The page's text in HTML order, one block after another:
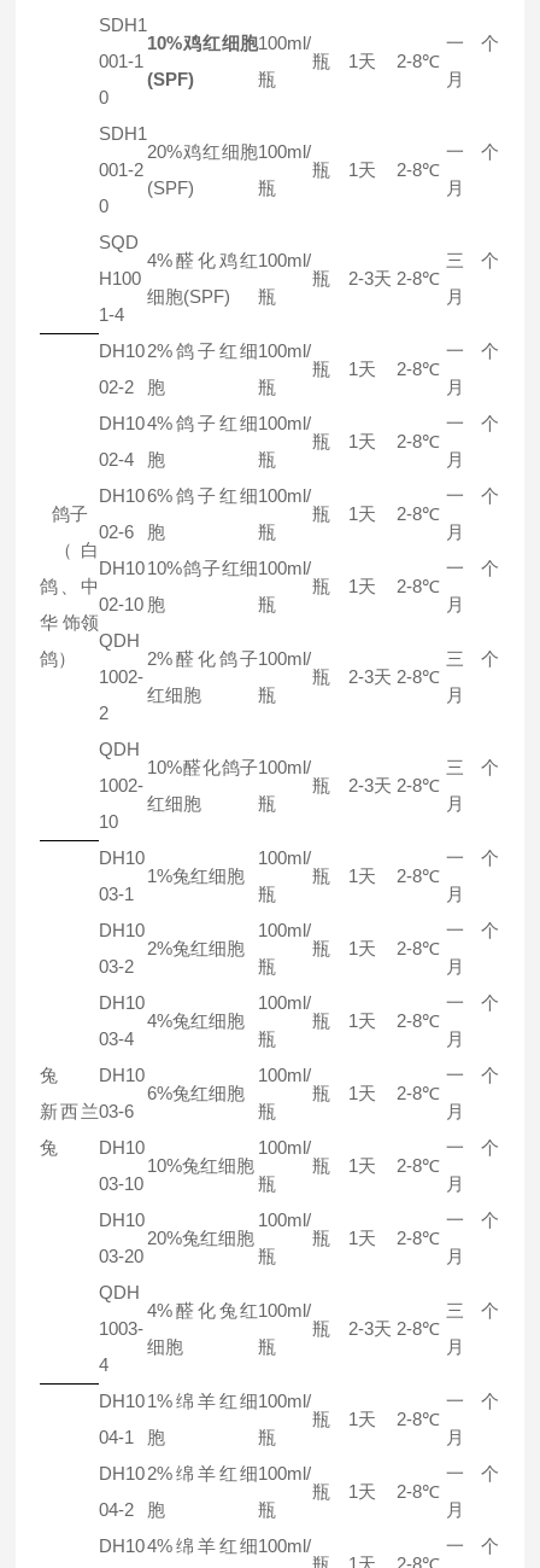
SDH1
001-1
0
10%鸡红细胞
(SPF)
100ml/
瓶
瓶 1天 2-8℃
一个
月
SDH1
001-2
0
20%鸡红细胞
(SPF)
100ml/
瓶
瓶 1天 2-8℃
一个
月
SQD
H100
1-4
4%醛化鸡红
细胞(SPF)
100ml/
瓶
瓶 2-3天 2-8℃
三个
月
鸽子
（白
鸽、中
华 饰领
鸽）
DH10
02-2
2%鸽子红细
胞
100ml/
瓶
瓶 1天 2-8℃
一个
月
DH10
02-4
4%鸽子红细
胞
100ml/
瓶
瓶 1天 2-8℃
一个
月
DH10
02-6
6%鸽子红细
胞
100ml/
瓶
瓶 1天 2-8℃
一个
月
DH10
02-10
10%鸽子红细
胞
100ml/
瓶
瓶 1天 2-8℃
一个
月
QDH
1002-
2
2%醛化鸽子
红细胞
100ml/
瓶
瓶 2-3天 2-8℃
三个
月
QDH
1002-
10
10%醛化鸽子
红细胞
100ml/
瓶
瓶 2-3天 2-8℃
三个
月
兔
新西兰
兔
DH10
03-1
1%兔红细胞
100ml/
瓶
瓶 1天 2-8℃
一个
月
DH10
03-2
2%兔红细胞
100ml/
瓶
瓶 1天 2-8℃
一个
月
DH10
03-4
4%兔红细胞
100ml/
瓶
瓶 1天 2-8℃
一个
月
DH10
03-6
6%兔红细胞
100ml/
瓶
瓶 1天 2-8℃
一个
月
DH10
03-10
10%兔红细胞
100ml/
瓶
瓶 1天 2-8℃
一个
月
DH10
03-20
20%兔红细胞
100ml/
瓶
瓶 1天 2-8℃
一个
月
QDH
1003-
4
4%醛化兔红
细胞
100ml/
瓶
瓶 2-3天 2-8℃
三个
月
DH10
04-1
1%绵羊红细
胞
100ml/
瓶
瓶 1天 2-8℃
一个
月
DH10
04-2
2%绵羊红细
胞
100ml/
瓶
瓶 1天 2-8℃
一个
月
DH104%绵羊红细100ml/
瓶 1天 2-8℃
一个